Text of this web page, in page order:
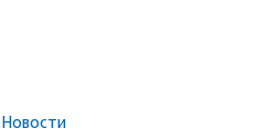
Новости